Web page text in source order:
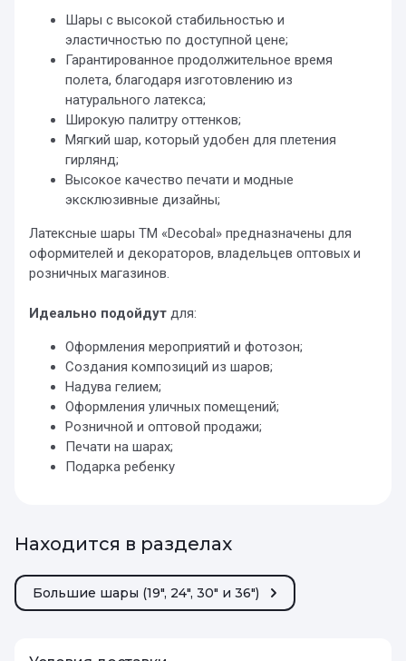
Шары с высокой стабильностью и
эластичностью по доступной цене;
Гарантированное продолжительное время
полета, благодаря изготовлению из
натурального латекса;
Широкую палитру оттенков;
Мягкий шар, который удобен для плетения
гирлянд;
Высокое качество печати и модные
эксклюзивные дизайны;
Латексные шары ТМ «Decobal» предназначены для
оформителей и декораторов, владельцев оптовых и
розничных магазинов.
Идеально подойдут для:
Оформления мероприятий и фотозон;
Создания композиций из шаров;
Надува гелием;
Оформления уличных помещений;
Розничной и оптовой продажи;
Печати на шарах;
Подарка ребенку
Находится в разделах
Большие шары (19", 24", 30" и 36")